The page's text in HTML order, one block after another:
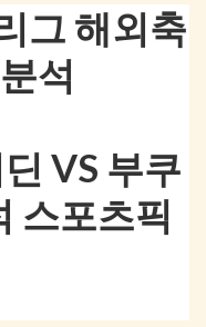
그 해외축
석
VS 부쿠
스포츠픽